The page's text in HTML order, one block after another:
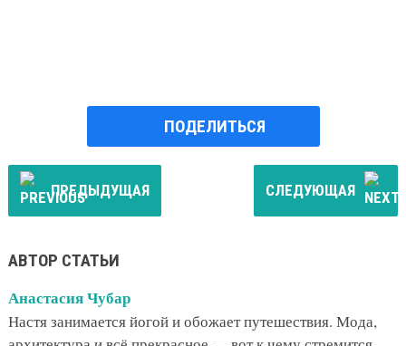
ПОДЕЛИТЬСЯ
ПРЕДЫДУЩАЯ СЛЕДУЮЩАЯ
АВТОР СТАТЬИ
Анастасия Чубар
Настя занимается йогой и обожает путешествия. Мода,